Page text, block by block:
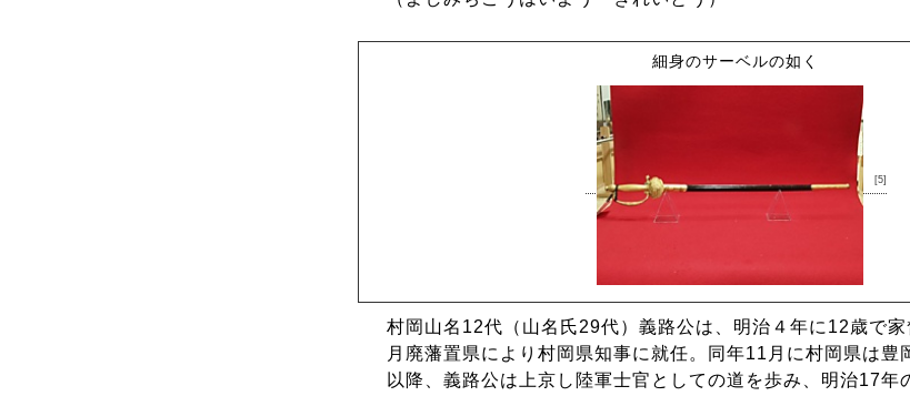
細身のサーベルの如く
[5]
村岡山名12代（山名氏29代）義路公は、明治４年に12歳で
月廃藩置県により村岡県知事に就任。同年11月に村岡県は豊
以降、義路公は上京し陸軍士官としての道を歩み、明治17年